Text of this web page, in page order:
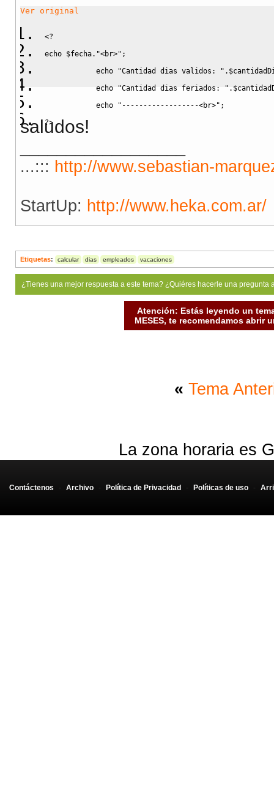
function
$weekday =date(
if(
returnfalse;
}else{
$feriados =
Ver original
<?
echo $fecha. "<br>" ;
echo
"Cantidad dias validos: " .
echo
"Cantidad dias feriados: " .
echo
"------------------<br>" ;
?>
saludos!
...::: http://www.sebastian-
StartUp: http://www.heka.com.ar/
Etiquetas: calcular dias empleados vacaciones
¿Tienes una mejor respuesta a este tema? ¿Quiéres hacerle una
Atención: Estás leyendo un
MESES, te recomendamos abrir
« Tema
La zona horaria es
Contáctenos - Archivo - Política de Privacidad - Políticas de uso -